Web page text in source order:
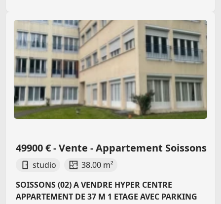
49900 € - Vente - Appartement Soissons
studio
38.00 m²
SOISSONS (02) A VENDRE HYPER CENTRE
APPARTEMENT DE 37 M 1 ETAGE AVEC PARKING